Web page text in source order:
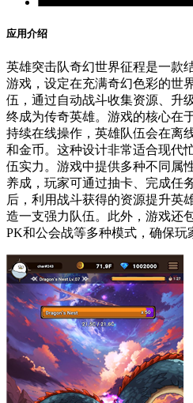
应用介绍
英雄突击队奇幻世界征程是一款
游戏，设定在充满奇幻色彩的世
伍，通过自动战斗收集资源、升
终成为传奇英雄。游戏的核心在
持续在线操作，英雄队伍会在离
和金币。这种设计非常适合现代
伍实力。游戏中提供多种不同属
养成，玩家可通过抽卡、完成任
后，利用战斗获得的资源提升英
造一支强力队伍。此外，游戏还
PK和公会战等多种模式，确保玩